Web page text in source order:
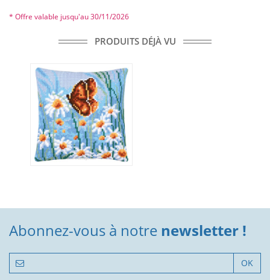
* Offre valable jusqu'au 30/11/2026
PRODUITS DÉJÀ VU
Abonnez-vous à notre newsletter !
OK